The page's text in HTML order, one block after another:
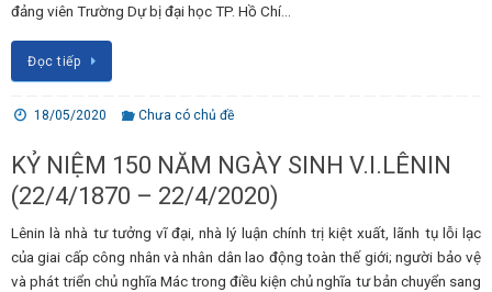
đảng viên Trường Dự bị đại học TP. Hồ Chí…
Đọc tiếp
18/05/2020 Chưa có chủ đề
KỶ NIỆM 150 NĂM NGÀY SINH V.I.LÊNIN
(22/4/1870 – 22/4/2020)
Lênin là nhà tư tưởng vĩ đại, nhà lý luận chính trị kiệt xuất, lãnh tụ lỗi lạc
của giai cấp công nhân và nhân dân lao động toàn thế giới; người bảo vệ
và phát triển chủ nghĩa Mác trong điều kiện chủ nghĩa tư bản chuyển sang